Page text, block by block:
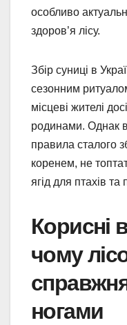
особливо
здоров’я лісу.
Збір суниці в
сезонним
місцеві жителі
родинами. Однак
правила сталого
коренем, не
ягід для птахів
Корисні
чому
ногами